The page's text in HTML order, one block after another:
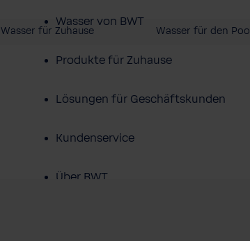
Wasser von BWT
Produkte für Zuhause
Lösungen für Geschäftskunden
Kundenservice
Über BWT
Wasser für Zuhause Wasser für den Pool